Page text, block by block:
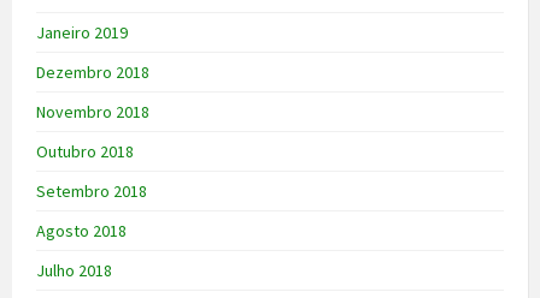
Janeiro 2019
Dezembro 2018
Novembro 2018
Outubro 2018
Setembro 2018
Agosto 2018
Julho 2018